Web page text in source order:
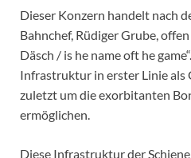
Dieser Konzern handelt nach
Bahnchef, Rüdiger Grube,
Däsch / is he name oft he
Infrastruktur in erster Linie als
zuletzt um die exorbitanten
ermöglichen.
Diese Infrastruktur der